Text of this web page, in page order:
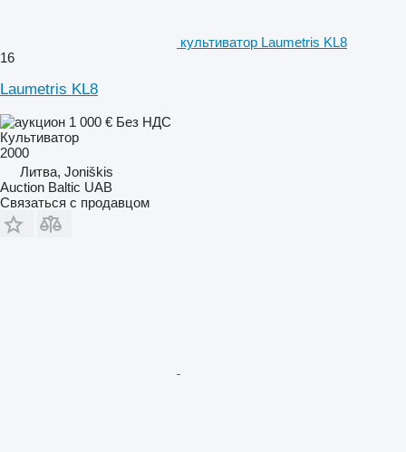
культиватор Laumetris KL8
16
Laumetris KL8
1 000 € Без НДС
Культиватор
2000
Литва, Joniškis
Auction Baltic UAB
Связаться с продавцом